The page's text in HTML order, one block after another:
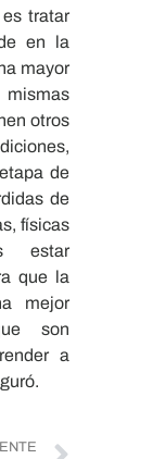
tratar
en la
mayor
otros
de
de
físicas
estar
que la
mejor
son
a